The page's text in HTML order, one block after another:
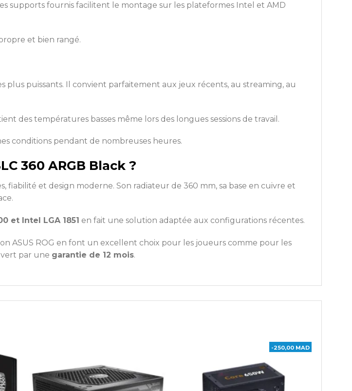
supports fournis facilitent le montage sur les plateformes Intel et AMD
et bien rangé.
puissants. Il convient parfaitement aux jeux récents, au streaming, au
des températures basses même lors des longues sessions de travail.
conditions pendant de nombreuses heures.
360 ARGB Black ?
fiabilité et design moderne. Son radiateur de 360 mm, sa base en cuivre et
et Intel LGA 1851 en fait une solution adaptée aux configurations récentes.
ASUS ROG en font un excellent choix pour les joueurs comme pour les
par une garantie de 12 mois.
-250,00 MAD